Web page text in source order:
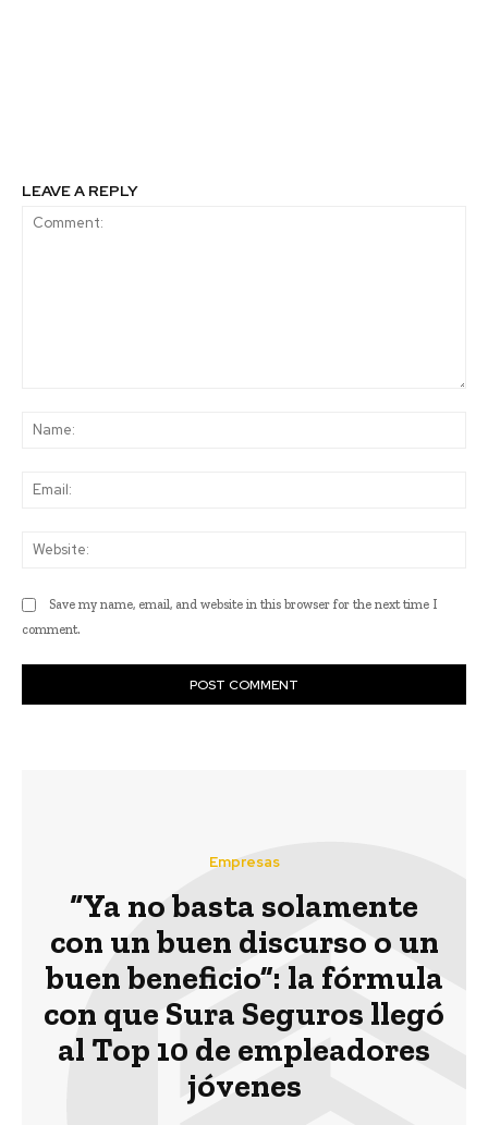
LEAVE A REPLY
Save my name, email, and website in this browser for the next time I
comment.